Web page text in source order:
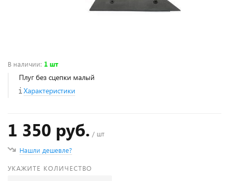
В наличии: 1 шт
Плуг без сцепки малый
Характеристики
1 350 руб. / шт
Нашли дешевле?
УКАЖИТЕ КОЛИЧЕСТВО